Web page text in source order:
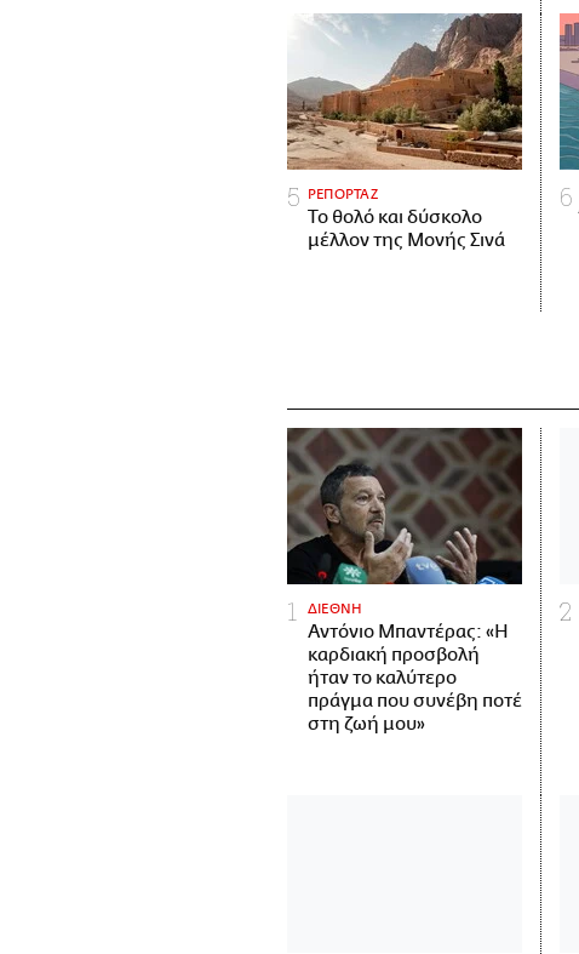
ΡΕΠΟΡΤΑΖ
Το θολό και δύσκολο
μέλλον της Μονής Σινά
ΔΙΕΘΝΗ
Αντόνιο Μπαντέρας: «Η
καρδιακή προσβολή
ήταν το καλύτερο
πράγμα που συνέβη ποτέ
στη ζωή μου»